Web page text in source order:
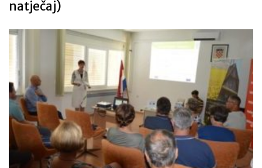
natječaj)